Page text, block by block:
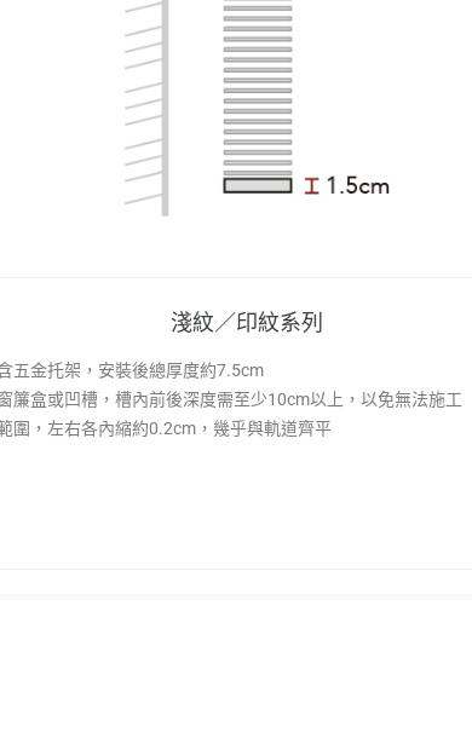
淺紋／印紋系列
五金托架，安裝後總厚度約7.5cm
簾盒或凹槽，槽內前後深度需至少10cm以上，以免無法施工
圍，左右各內縮約0.2cm，幾乎與軌道齊平